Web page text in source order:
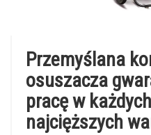
Przemyślana
osuszacza
pracę w
najcięższych